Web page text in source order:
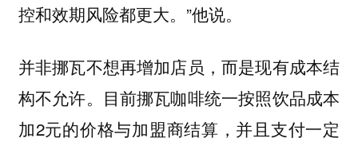
控和效期风险都更大。”他说。
并非挪瓦不想再增加店员，而是现有成本结
构不允许。目前挪瓦咖啡统一按照饮品成本
加2元的价格与加盟商结算，并且支付一定